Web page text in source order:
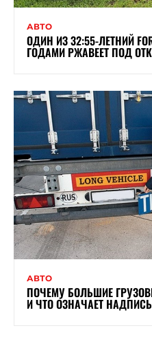
АВТО
ОДИН ИЗ 32:55-ЛЕТНИЙ
ГОДАМИ РЖАВЕЕТ ПОД
АВТО
ПОЧЕМУ БОЛЬШИЕ
И ЧТО ОЗНАЧАЕТ